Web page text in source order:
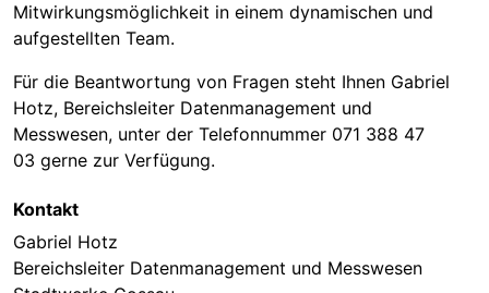
Mitwirkungsmöglichkeit in einem dynamischen und
aufgestellten Team.
Für die Beantwortung von Fragen steht Ihnen Gabriel
Hotz, Bereichsleiter Datenmanagement und
Messwesen, unter der Telefonnummer 071 388 47
03 gerne zur Verfügung.
Kontakt
Gabriel Hotz
Bereichsleiter Datenmanagement und Messwesen